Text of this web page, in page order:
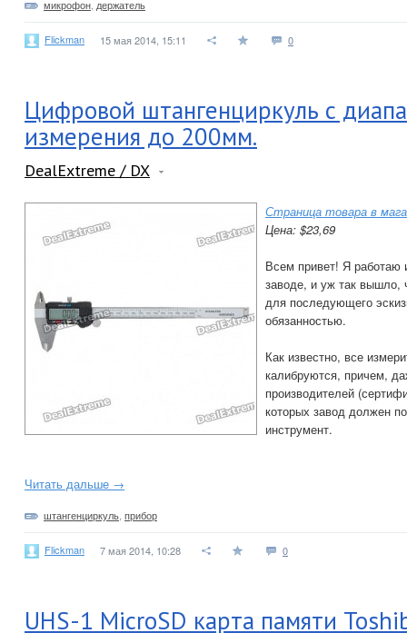
микрофон держатель
Flickman 15 мая 2014, 15:11 0
Цифровой штангенциркуль с
измерения до 200мм.
DealExtreme / DX
Страница товара в
Цена: $23,69
Всем привет! Я работаю
заводе, и уж так вышло,
для последующего
обязанностью.
Как известно, все
калибруются, причем,
производителей
которых завод должен
инструмент.
Читать дальше →
штангенциркуль прибор
Flickman 7 мая 2014, 10:28 0
UHS-1 MicroSD карта памяти